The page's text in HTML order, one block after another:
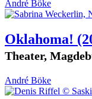
André Böke
Oklahoma!
Theater,
André Böke